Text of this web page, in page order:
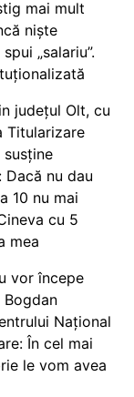
mai mult
niște
„salariu”.
județul Olt, cu
Titularizare
nu dau
10 nu mai
cu 5
mea
vor începe
Bogdan
Național
În cel mai
le vom avea